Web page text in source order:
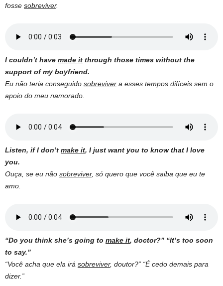
fosse sobreviver.
I couldn’t have made it through those times without the
support of my boyfriend.
Eu não teria conseguido sobreviver a esses tempos difíceis sem o
apoio do meu namorado.
Listen, if I don’t make it, I just want you to know that I love
you.
Ouça, se eu não sobreviver, só quero que você saiba que eu te
amo.
“Do you think she’s going to make it, doctor?” “It’s too soon
to say.”
“Você acha que ela irá sobreviver, doutor?” “É cedo demais para
dizer.”